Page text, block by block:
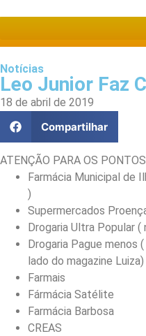
Notícias
Leo Junior Faz
18 de abril de 2019
Compartilhar
ATENÇÃO PARA OS
Farmácia Municipal de
)
Supermercados
Drogaria Ultra Popular
Drogaria Pague menos
lado do magazine Luiza)
Farmais
Fármácia Satélite
Farmácia Barbosa
CREAS